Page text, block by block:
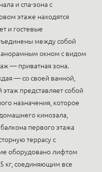
и спа-зона с
этаже находятся
и гостевые
между собой
окном с видом
— приватная зона.
— со своей ванной,
представляет собой
назначения, которое
кинозала,
первого этажа
террасу с
оборудовано лифтом
кг, соединяющим все